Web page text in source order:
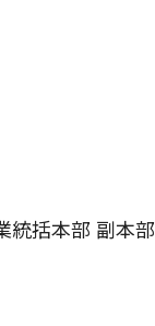
統括本部 副本